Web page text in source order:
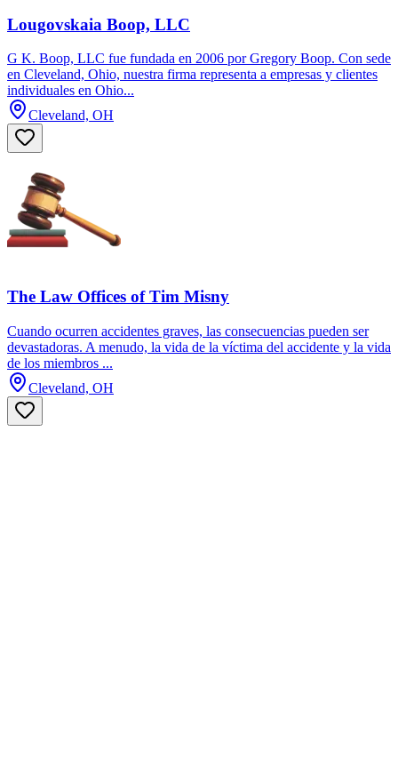
Lougovskaia Boop, LLC
G K. Boop, LLC fue fundada en 2006 por Gregory Boop. Con sede
en Cleveland, Ohio, nuestra firma representa a empresas y clientes
individuales en Ohio...
Cleveland, OH
The Law Offices of Tim Misny
Cuando ocurren accidentes graves, las consecuencias pueden ser
devastadoras. A menudo, la vida de la víctima del accidente y la vida
de los miembros ...
Cleveland, OH